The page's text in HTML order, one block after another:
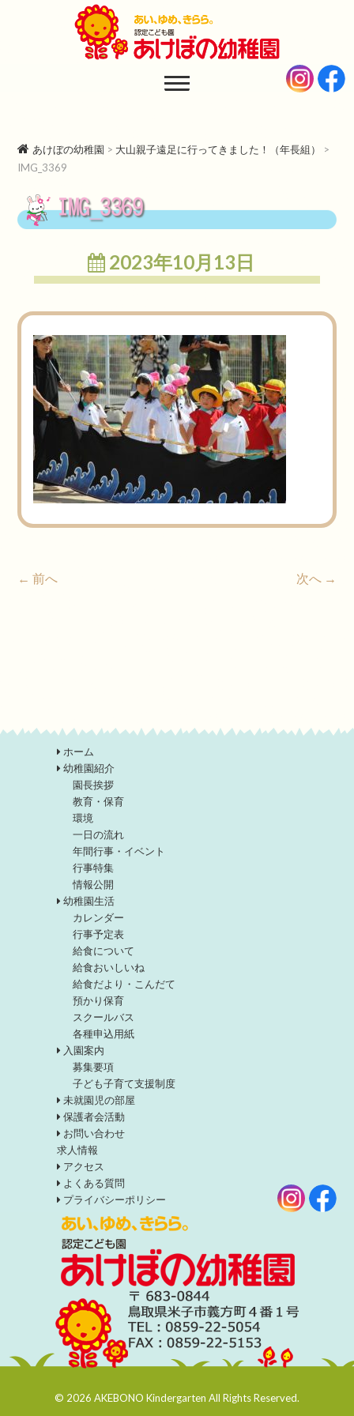
あけぼの幼稚園
あけぼの幼稚園 > 大山親子遠足に行ってきました！（年長組）
>
IMG_3369
IMG_3369
2023年10月13日
← 前へ 次へ →
ホーム
幼稚園紹介
園長挨拶
教育・保育
環境
一日の流れ
年間行事・イベント
行事特集
情報公開
幼稚園生活
カレンダー
行事予定表
給食について
給食おいしいね
給食だより・こんだて
預かり保育
スクールバス
各種申込用紙
入園案内
募集要項
子ども子育て支援制度
未就園児の部屋
保護者会活動
お問い合わせ
求人情報
アクセス
よくある質問
プライバシーポリシー
© 2026 AKEBONO Kindergarten All Rights Reserved.